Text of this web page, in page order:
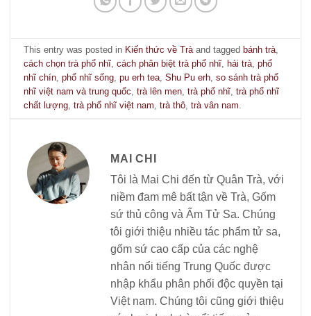
This entry was posted in Kiến thức về Tràand tagged bánh trà,
cách chọn trà phổ nhĩ,cách phân biệt trà phổ nhĩ, hái trà,phổ
nhĩ chín,phổ nhĩ sống,pu erh tea,Shu Pu erh,so sánh trà phổ
nhĩ việt nam và trung quốc,trà lên men,trà phổ nhĩ,trà phổ nhĩ
chất lượng,trà phổ nhĩ việt nam,trà thô,trà vân nam.
MAI CHI
Tôi là Mai Chi đến từ Quân Trà, với
niềm đam mê bất tận về Trà, Gốm
sứ thủ công và Ấm Tử Sa. Chúng
tôi giới thiệu nhiều tác phẩm tử sa,
gốm sứ cao cấp của các nghệ
nhân nổi tiếng Trung Quốc được
nhập khẩu phân phối độc quyền tại
Việt nam. Chúng tôi cũng giới thiệu